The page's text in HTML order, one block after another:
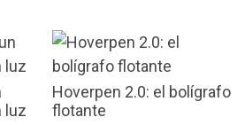
luz
Hoverpen 2.0: el bolígrafo
flotante